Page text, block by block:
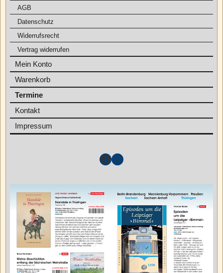
AGB
Datenschutz
Widerrufsrecht
Vertrag widerrufen
Mein Konto
Warenkorb
Termine
Kontakt
Impressum